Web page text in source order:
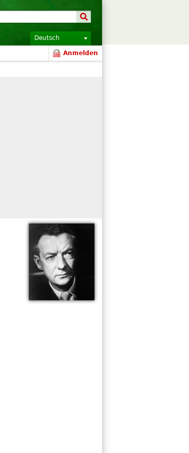
Deutsch
Anmelden